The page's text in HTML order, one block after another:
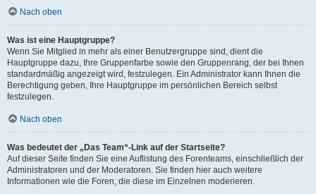
Nach oben
Was ist eine Hauptgruppe?
Wenn Sie Mitglied in mehr als einer Benutzergruppe sind, dient die
Hauptgruppe dazu, Ihre Gruppenfarbe sowie den Gruppenrang, der bei Ihnen
standardmäßig angezeigt wird, festzulegen. Ein Administrator kann Ihnen die
Berechtigung geben, Ihre Hauptgruppe im persönlichen Bereich selbst
festzulegen.
Nach oben
Was bedeutet der „Das Team“-Link auf der Startseite?
Auf dieser Seite finden Sie eine Auflistung des Forenteams, einschließlich der
Administratoren und der Moderatoren. Sie finden hier auch weitere
Informationen wie die Foren, die diese im Einzelnen moderieren.